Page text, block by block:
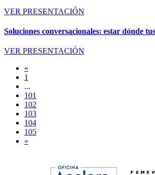
VER PRESENTACIÓN
Soluciones conversacionales: estar dónde
VER PRESENTACIÓN
«
1
...
101
102
103
104
105
»